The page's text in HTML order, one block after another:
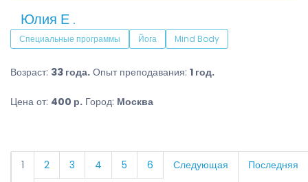
Юлия Е .
Специальные программы Йога Mind Body
Возраст: 33 года. Опыт преподавания: 1 год.
Цена от: 400 р. Город: Москва
1 2 3 4 5 6 Следующая Последняя